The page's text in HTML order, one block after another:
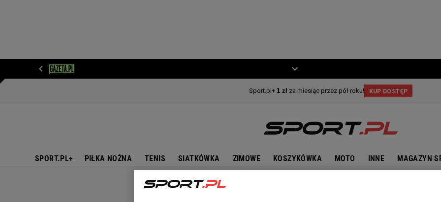
SPORT.PL+ PIŁKA NOŻNA TENIS SIATKÓWKA ZIMOWE KOSZYKÓWKA MOTO INNE MAGAZYN